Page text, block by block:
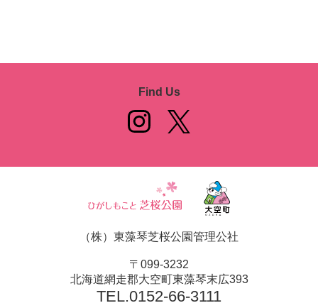
Find Us
（株）東藻琴芝桜公園管理公社
〒099-3232
北海道網走郡大空町東藻琴末広393
TEL.0152-66-3111